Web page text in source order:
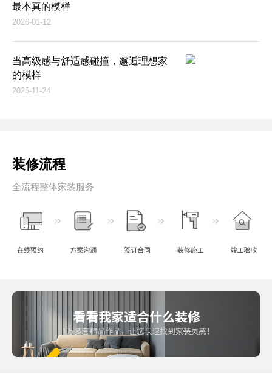
最本真的模样
2026-01-12
当高级感与舒适感碰撞，邂逅理想家
的模样
2025-11-24
装修流程
全流程整体家装服务